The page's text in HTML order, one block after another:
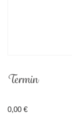
Termin
0,00 €